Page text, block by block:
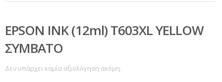
EPSON INK (12ml) T603XL YELLOW
ΣΥΜΒΑΤΟ
Δεν υπάρχει καμία αξιολόγηση ακόμη.